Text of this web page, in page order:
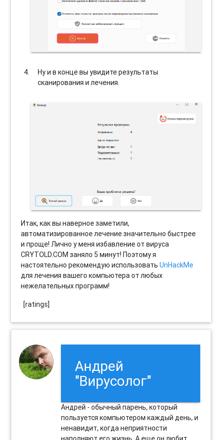
Ну и в конце вы увидите результаты
сканирования и лечения.
Итак, как вы наверное заметили,
автоматизированное лечение значительно быстрее
и проще! Лично у меня избавление от вируса
CRYTOLD.COM заняло 5 минут! Поэтому я
настоятельно рекомендую использоватьUnHackMe
для лечения вашего компьютера от любых
нежелательных программ!
[ratings]
Андрей
"Вирусолог"
Андрей - обычный парень, который
пользуется компьютером каждый день, и
ненавидит, когда неприятности